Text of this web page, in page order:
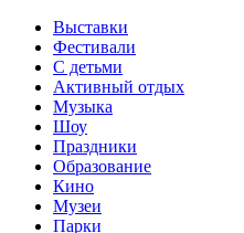
Выставки
Фестивали
С детьми
Активный отдых
Музыка
Шоу
Праздники
Образование
Кино
Музеи
Парки